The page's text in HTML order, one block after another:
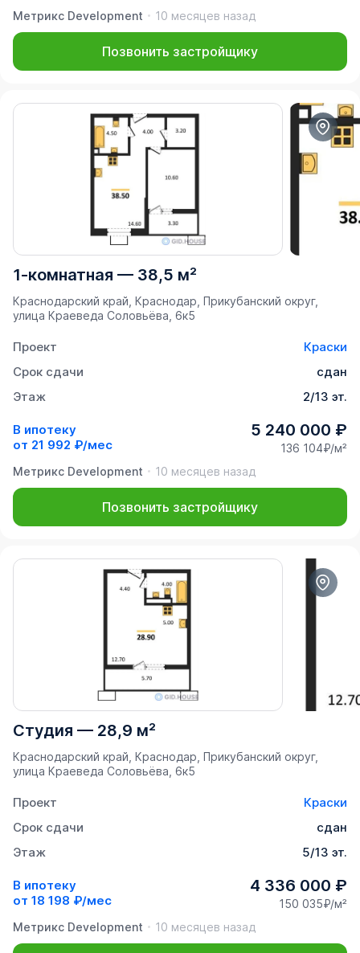
Метрикс Development
10 месяцев назад
Позвонить застройщику
1-комнатная — 38,5 м²
Краснодарский край, Краснодар, Прикубанский округ,
улица Краеведа Соловьёва, 6к5
Проект
Краски
Срок сдачи
сдан
Этаж
2/13 эт.
В ипотеку
от 21 992 ₽/мес
5 240 000 ₽
136 104₽/м²
Метрикс Development
10 месяцев назад
Позвонить застройщику
Студия — 28,9 м²
Краснодарский край, Краснодар, Прикубанский округ,
улица Краеведа Соловьёва, 6к5
Проект
Краски
Срок сдачи
сдан
Этаж
5/13 эт.
В ипотеку
от 18 198 ₽/мес
4 336 000 ₽
150 035₽/м²
Метрикс Development
10 месяцев назад